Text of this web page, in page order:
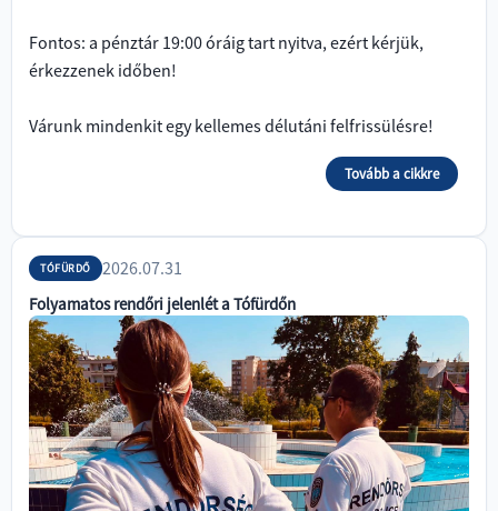
Fontos: a pénztár 19:00 óráig tart nyitva, ezért kérjük,
érkezzenek időben!
Várunk mindenkit egy kellemes délutáni felfrissülésre!
Tovább a cikkre
TÓFÜRDŐ 2026.07.31
Folyamatos rendőri jelenlét a Tófürdőn